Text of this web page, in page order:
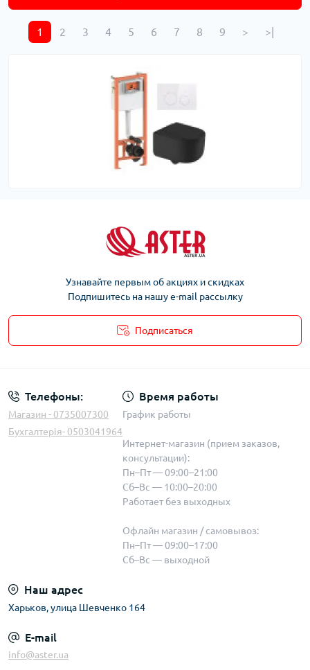
1 2 3 4 5 6 7 8 9 > >|
Узнавайте первым об акциях и скидках
Подпишитесь на нашу e-mail рассылку
Подписаться
Телефоны:
Магазин - 0735007300
Бухгалтерія- 0503041964
Время работы
График работы
Интернет-магазин (прием заказов,
консультации):
Пн–Пт — 09:00–21:00
Сб–Вс — 10:00–20:00
Работает без выходных
Офлайн магазин / самовывоз:
Пн–Пт — 09:00–17:00
Сб–Вс — выходной
Наш адрес
Харьков, улица Шевченко 164
E-mail
info@aster.ua